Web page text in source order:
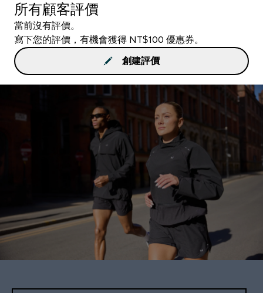
所有顧客評價
當前沒有評價。
寫下您的評價，有機會獲得 NT$100 優惠券。
創建評價